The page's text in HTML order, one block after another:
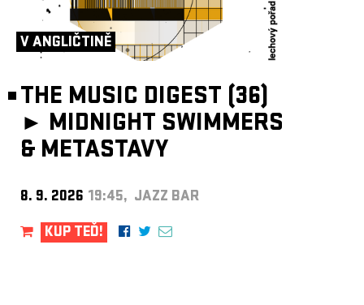
V ANGLIČTINĚ
THE MUSIC DIGEST (36)
► MIDNIGHT SWIMMERS
& METASTAVY
8. 9. 2026 19:45, JAZZ BAR
KUP TEĎ!